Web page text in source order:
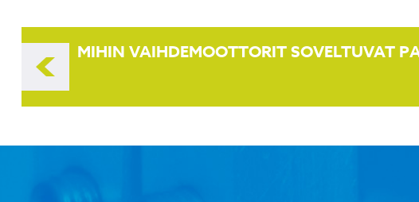
Artikkelien
selaus
MIHIN VAIHDEMOOTTORIT SOVELTUVAT